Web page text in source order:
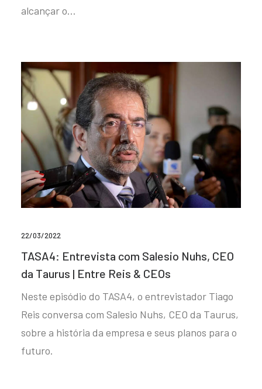
alcançar o…
22/03/2022
TASA4: Entrevista com Salesio Nuhs, CEO
da Taurus | Entre Reis & CEOs
Neste episódio do TASA4, o entrevistador Tiago
Reis conversa com Salesio Nuhs, CEO da Taurus,
sobre a história da empresa e seus planos para o
futuro.